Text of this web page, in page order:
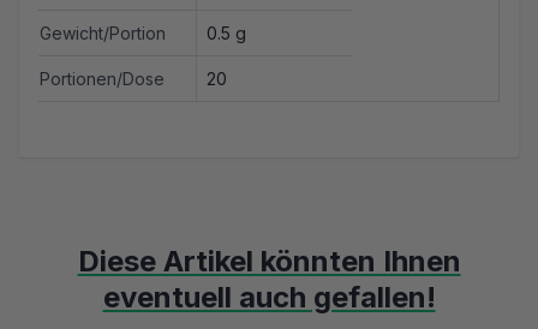
Gewicht/Portion 0.5 g
Portionen/Dose 20
Diese Artikel könnten Ihnen
eventuell auch gefallen!